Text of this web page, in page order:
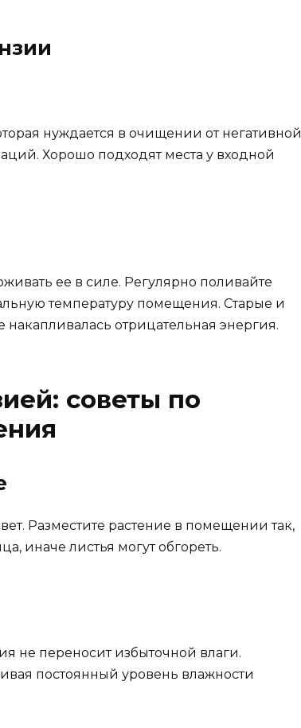
нуждается в очищении от негативной
Хорошо подходят места у входной
ее в силе. Регулярно поливайте
температуру помещения. Старые и
отрицательная энергия.
советы по
Разместите растение в помещении так,
иначе листья могут обгореть.
не переносит избыточной влаги.
постоянный уровень влажности